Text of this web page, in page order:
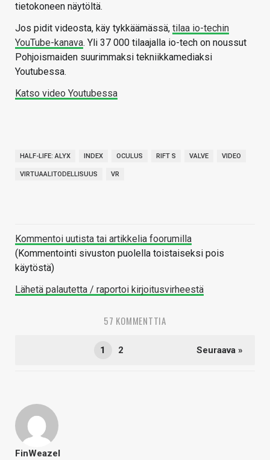
tietokoneen näytöltä.
Jos pidit videosta, käy tykkäämässä, tilaa io-techin
YouTube-kanava. Yli 37 000 tilaajalla io-tech on noussut
Pohjoismaiden suurimmaksi tekniikkamediaksi
Youtubessa.
Katso video Youtubessa
HALF-LIFE: ALYX INDEX OCULUS RIFT S VALVE VIDEO
VIRTUAALITODELLISUUS VR
Kommentoi uutista tai artikkelia foorumilla
(Kommentointi sivuston puolella toistaiseksi pois
käytöstä)
Lähetä palautetta / raportoi kirjoitusvirheestä
57 KOMMENTTIA
1 2 Seuraava »
FinWeazel